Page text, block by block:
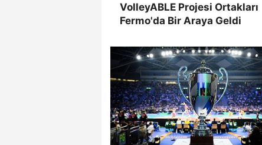
VolleyABLE Projesi Ortakları
Fermo'da Bir Araya Geldi